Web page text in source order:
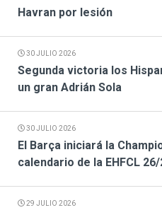
Havran por lesión
30 JULIO 2026
Segunda victoria los
un gran Adrián Sola
30 JULIO 2026
El Barça iniciará la
calendario de la EHFCL
29 JULIO 2026